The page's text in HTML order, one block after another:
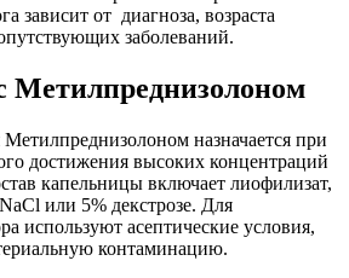
зависит от диагноза, возраста
заболеваний.
Метилпреднизолоном
назначается при
достижения высоких концентраций
капельницы включает лиофилизат,
или 5% декстрозе. Для
используют асептические условия,
контаминацию.